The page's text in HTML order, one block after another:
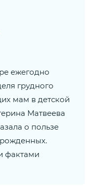
ежегодно
грудного
мам в детской
Матвеева
о пользе
фактами